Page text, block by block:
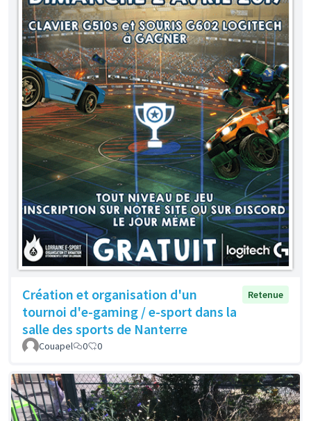
Création et organisation d'un
tournoi d'e-gaming / e-sport dans la
salle des sports de Nanterre
Retenue
Couapel 0 0